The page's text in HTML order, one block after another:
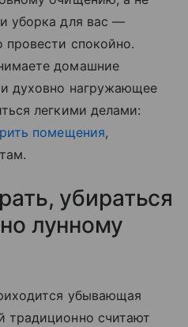
уборка для вас —
спокойно.
домашние
духовно нагружающее
легкими делами:
помещения,
убираться
лунному
убывающая
считают